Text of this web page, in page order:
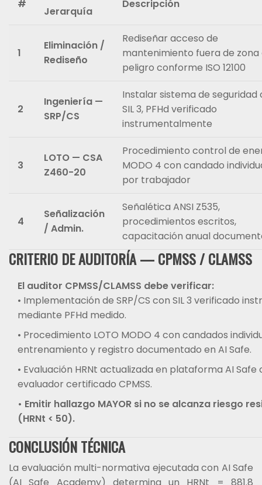
#
Jerarquía
Descripción
1
Eliminación /
Rediseño
Rediseñar acceso de
mantenimiento fuera de zona
peligro conforme ISO 12100
2
Ingeniería —
SRP/CS
Instalar sistema de seguridad
SIL 3, PFHd verificado
instrumentalmente
3
LOTO — CSA
Z460-20
Procedimiento control de
MODO 4 con candado
por trabajador
4
Señalización
/ Admin.
Señalética ANSI Z535,
procedimientos escritos,
capacitación anual
CRITERIO DE AUDITORÍA — CPMSS / CLAMSS
El auditor CPMSS/CLAMSS debe verificar:
• Implementación de SRP/CS con SIL 3 verificado
mediante PFHd medido.
• Procedimiento LOTO MODO 4 con candados
entrenamiento y registro documentado en AI Safe.
• Evaluación HRNt actualizada en plataforma AI
evaluador certificado CPMSS.
• Emitir hallazgo MAYOR si no se alcanza riesgo
(HRNt < 50).
CONCLUSIÓN TÉCNICA
La evaluación multi-normativa ejecutada con AI Safe